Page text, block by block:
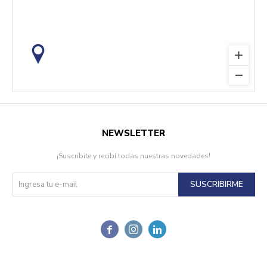
  
NEWSLETTER
¡Suscribite y recibí todas nuestras novedades!
SUSCRIBIRME